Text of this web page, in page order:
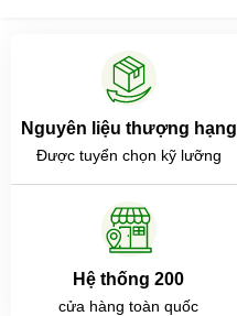
Nguyên liệu thượng hạng
Được tuyển chọn kỹ lưỡng
Hệ thống 200
cửa hàng toàn quốc